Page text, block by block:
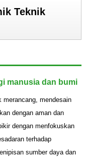
Teknik
manusia dan bumi
merancang, mendesain
dengan aman dan
dengan menfokuskan
terhadap
sumber daya dan